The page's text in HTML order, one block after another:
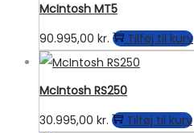
McIntosh MT5
90.995,00 kr. Tilføj til kurv
McIntosh RS250
30.995,00 kr. Tilføj til kurv